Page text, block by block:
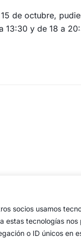
socios usamos
tecnologías
o ID únicos en
de octubre,
13:30 y de 18 a
de
de las
San